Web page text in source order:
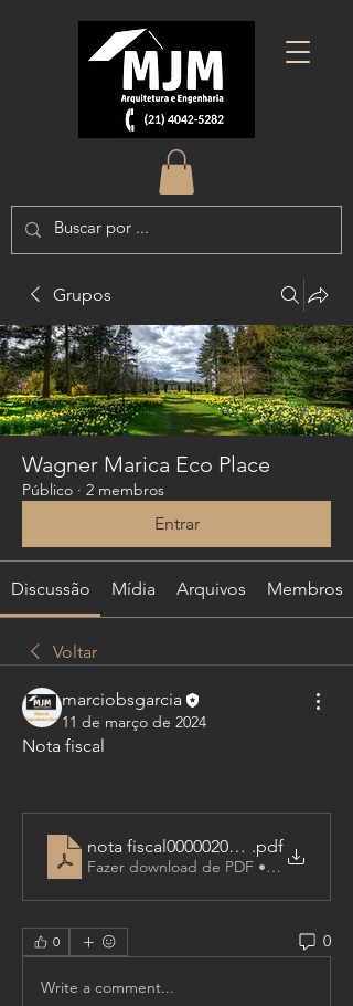
Grupos
Wagner Marica Eco Place
Público · 2 membros
Entrar
Discussão Mídia Arquivos Membros
Voltar
marciobsgarcia
11 de março de 2024
Nota fiscal
nota fiscal000002024000011
.pdf
Fazer download de PDF • 5KB
0 0
Write a comment...